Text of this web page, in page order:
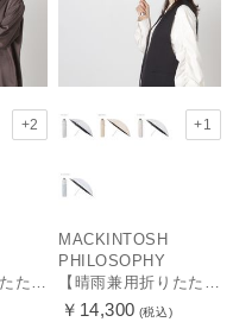
+2
【晴雨兼用折りたたみ日傘】マッキントッシュ フィロソフィー (MACKINTOSH PHILOSOPHY)シャンブレーワンポイントロゴ
+1
MACKINTOSH
PHILOSOPHY
【晴雨兼用折りたたみ日傘】マッキントッシュ フィロソフィー (MACKINTOSH PHILOSOPHY) ボーダー
￥14,300 (税込)